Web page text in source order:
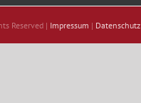
Reserved | Impressum | Datenschutz